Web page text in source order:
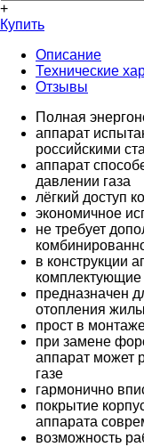
+
Купить
Описание
Технические
Отзывы
Полная
аппарат
российскими
аппарат
давлении газа
лёгкий доступ
экономичное
не требует
в конструкции
предназначен
отопления
прост в
при замене
аппарат может
газе
гармонично
покрытие
аппарата
возможность